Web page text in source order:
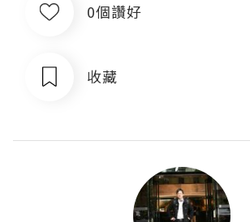
0個讚好
收藏